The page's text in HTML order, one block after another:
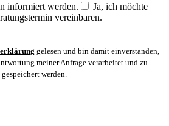
informiert werden.
Ja, ich möchte
vereinbaren.
gelesen und bin damit einverstanden,
meiner Anfrage verarbeitet und zu
werden.